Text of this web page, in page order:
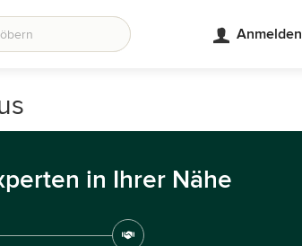
Anmelden
in Ihrer Nähe